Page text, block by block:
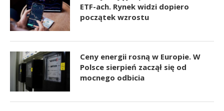
ETF-ach. Rynek widzi dopiero
początek wzrostu
Ceny energii rosną w Europie. W
Polsce sierpień zaczął się od
mocnego odbicia